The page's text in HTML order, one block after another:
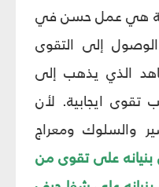
هي عمل حسن في
إلى التقوى
الذي يذهب إلى
تقوى ايجابية. لأن
والسلوك ومعراج
على تقوى من